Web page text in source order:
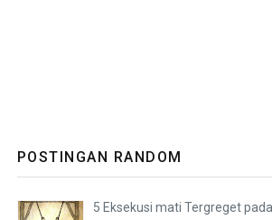
POSTINGAN RANDOM
5 Eksekusi mati Tergreget